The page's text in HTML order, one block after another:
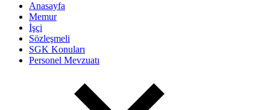
Anasayfa
Memur
İşçi
Sözleşmeli
SGK Konuları
Personel Mevzuatı